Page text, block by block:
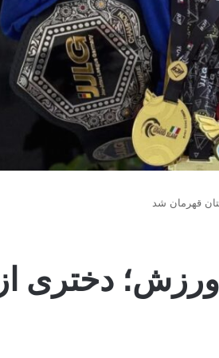
قهرمان شد
دختری از